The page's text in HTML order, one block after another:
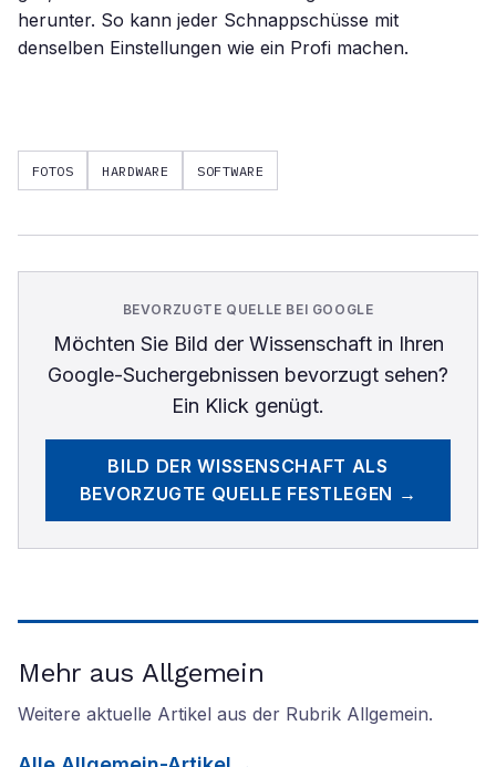
herunter. So kann jeder Schnappschüsse mit
denselben Einstellungen wie ein Profi machen.
FOTOS HARDWARE SOFTWARE
BEVORZUGTE QUELLE BEI GOOGLE
Möchten Sie Bild der Wissenschaftin Ihren
Google-Suchergebnissen bevorzugt sehen?
Ein Klick genügt.
BILD DER WISSENSCHAFT ALS
BEVORZUGTE QUELLE FESTLEGEN →
Mehr aus Allgemein
Weitere aktuelle Artikel aus der Rubrik Allgemein.